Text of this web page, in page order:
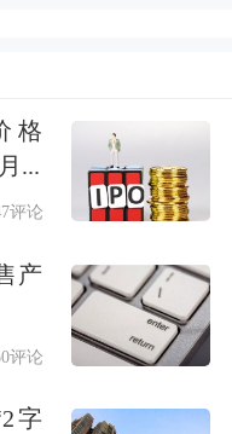
身智能机器人
器人基地建设
格
...
评论
产
评论
字